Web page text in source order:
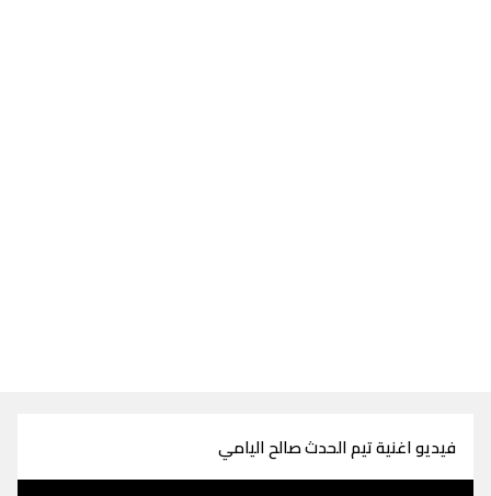
فيديو اغنية تيم الحدث صالح اليامي